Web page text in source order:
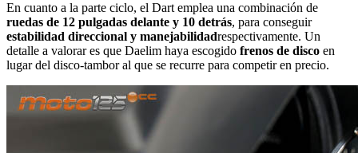
En cuanto a la parte ciclo, el Dart emplea una combinación de
ruedas de 12 pulgadas delante y 10 detrás, para conseguir
estabilidad direccional y manejabilidadrespectivamente. Un
detalle a valorar es que Daelim haya escogido frenos de disco en
lugar del disco-tambor al que se recurre para competir en precio.